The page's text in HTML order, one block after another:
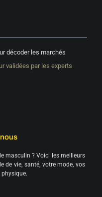
décoder les marchés
validées par les experts
masculin ? Voici les meilleurs
de vie, santé, votre mode, vos